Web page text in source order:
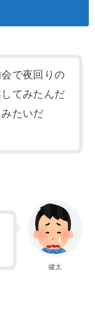
で夜回りの
てみたんだ
たいだ
健太